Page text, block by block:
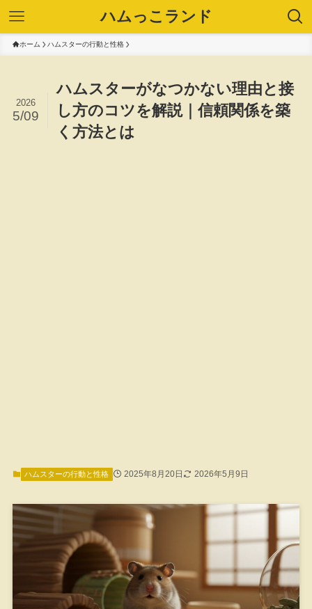
ハムっこランド
ホーム ハムスターの行動と性格
ハムスターがなつかない理由と接
し方のコツを解説｜信頼関係を築
く方法とは
2026
5/09
ハムスターの行動と性格 2025年8月20日 2026年5月9日